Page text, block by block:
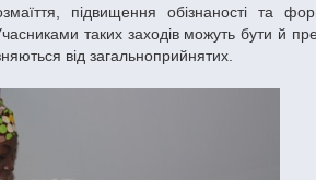
таких заходів можуть бути й
від загальноприйнятих.